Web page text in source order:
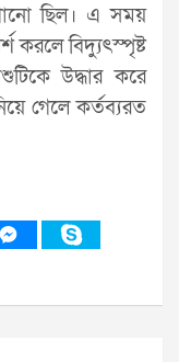
ছিল। এ সময়
করলে বিদ্যুৎস্পৃষ্ট
উদ্ধার করে
গেলে কর্তব্যরত